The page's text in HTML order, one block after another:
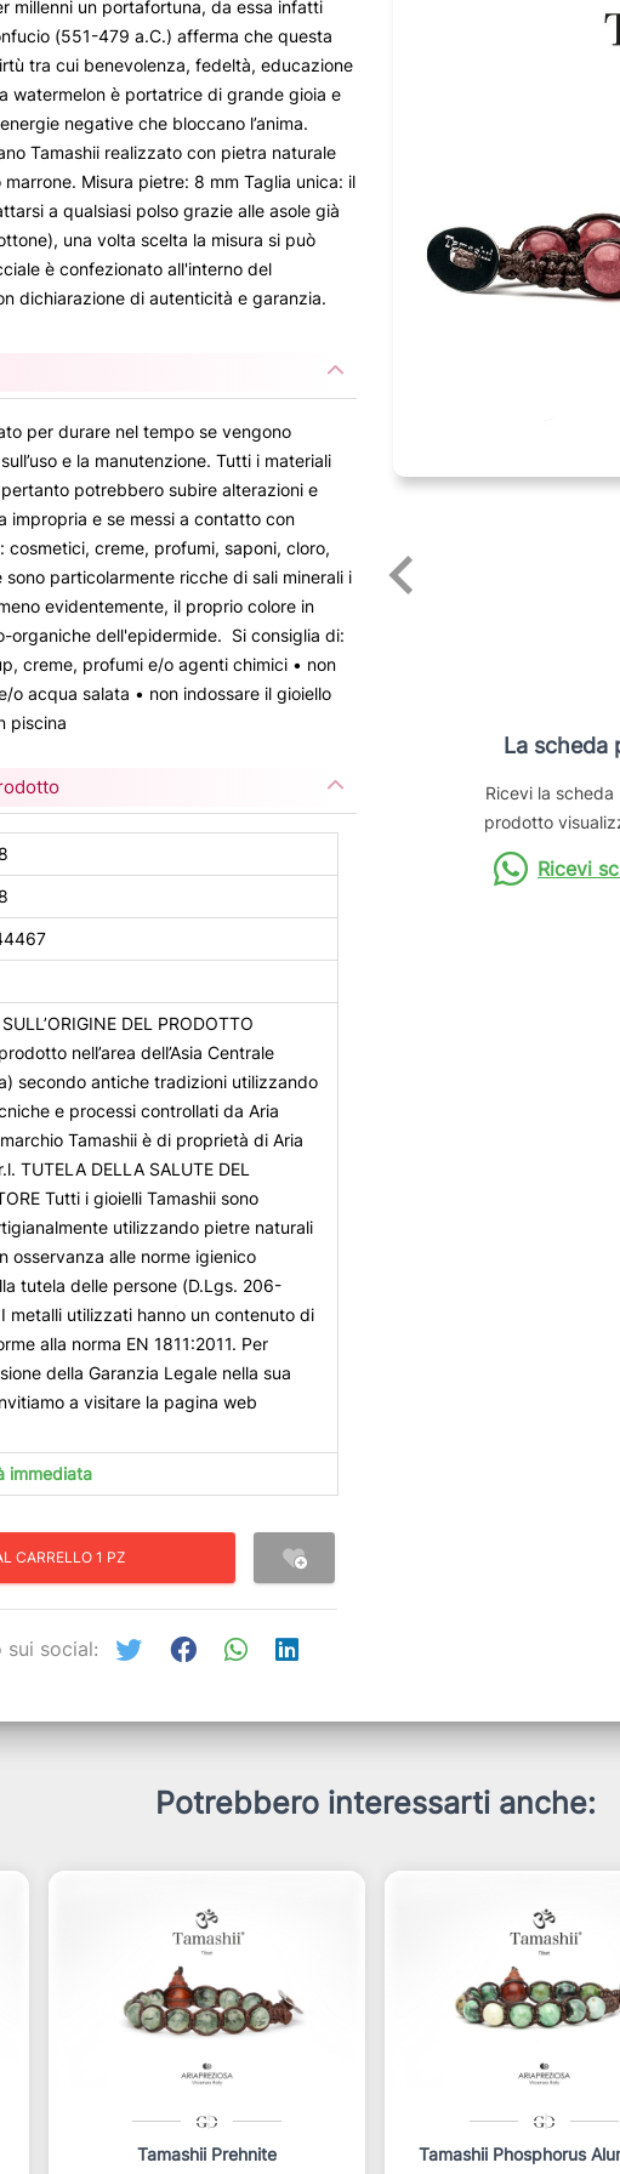
millenni un portafortuna, da essa infatti
(551-479 a.C.) afferma che questa
tra cui benevolenza, fedeltà, educazione
watermelon è portatrice di grande gioia e
negative che bloccano l’anima.
Tamashii realizzato con pietra naturale
Misura pietre: 8 mm Taglia unica: il
a qualsiasi polso grazie alle asole già
una volta scelta la misura si può
è confezionato all'interno del
dichiarazione di autenticità e garanzia.
per durare nel tempo se vengono
e la manutenzione. Tutti i materiali
potrebbero subire alterazioni e
impropria e se messi a contatto con
cosmetici, creme, profumi, saponi, cloro,
particolarmente ricche di sali minerali i
evidentemente, il proprio colore in
organiche dell'epidermide. Si consiglia di:
creme, profumi e/o agenti chimici • non
o acqua salata • non indossare il gioiello
piscina
DEL PRODOTTO
nell’area dell’Asia Centrale
secondo antiche tradizioni utilizzando
e processi controllati da Aria
Tamashii è di proprietà di Aria
TUTELA DELLA SALUTE DEL
Tutti i gioielli Tamashii sono
utilizzando pietre naturali
osservanza alle norme igienico
tutela delle persone (D.Lgs. 206-
metalli utilizzati hanno un contenuto di
alla norma EN 1811:2011. Per
della Garanzia Legale nella sua
a visitare la pagina web
immediata
CARRELLO 1 PZ
social:
La scheda
Ricevi la
prodotto
Ricevi
Potrebbero interessarti anche:
Tamashii Prehnite Tamashii Phosphorus